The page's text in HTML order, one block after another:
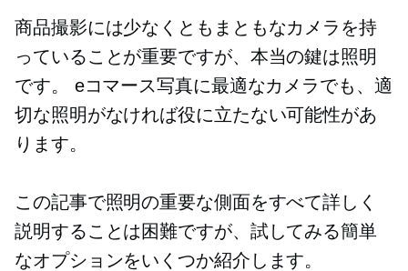
商品撮影には少なくともまともなカメラを持
っていることが重要ですが、本当の鍵は照明
です。 eコマース写真に最適なカメラでも、適
切な照明がなければ役に立たない可能性があ
ります。
この記事で照明の重要な側面をすべて詳しく
説明することは困難ですが、試してみる簡単
なオプションをいくつか紹介します。